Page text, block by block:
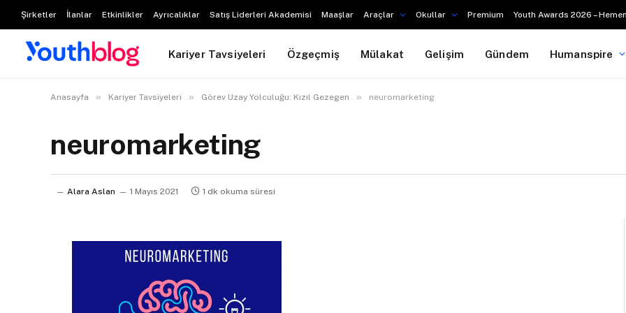
Şirketler İlanlar Etkinlikler Ayrıcalıklar Satış Liderleri Akademisi Maaşlar Araçlar Okullar Premium Youth Awards 2026 –
Kariyer Tavsiyeleri Özgeçmiş Mülakat Gelişim Gündem Humanspire
Anasayfa » Kariyer Tavsiyeleri » Görev Uzay Yolculuğu: Kızıl Gezegen » neuromarketing
neuromarketing
Alara Aslan 1 Mayıs 2021 1 dk okuma süresi